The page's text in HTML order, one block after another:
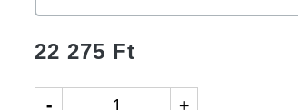
22 275 Ft